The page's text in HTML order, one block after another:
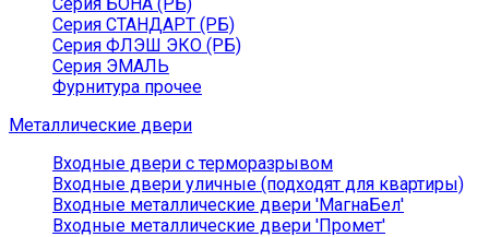
Серия СТАНДАРТ (РБ)
Серия ФЛЭШ ЭКО (РБ)
Серия ЭМАЛЬ
Фурнитура прочее
Металлические двери
Входные двери с терморазрывом
Входные двери уличные (подходят для квартиры)
Входные металлические двери 'МагнаБел'
Входные металлические двери 'Промет'